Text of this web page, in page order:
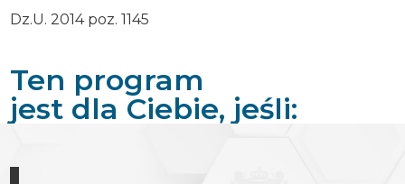
Dz.U. 2014 poz. 1145
Ten program
jest dla Ciebie, jeśli: